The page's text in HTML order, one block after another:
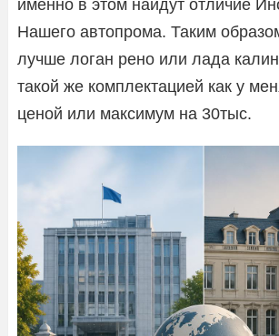
именно в этом найдут отличие
Нашего автопрома. Таким
лучше логан рено или лада
такой же комплектацией как у
ценой или максимум на 30тыс.